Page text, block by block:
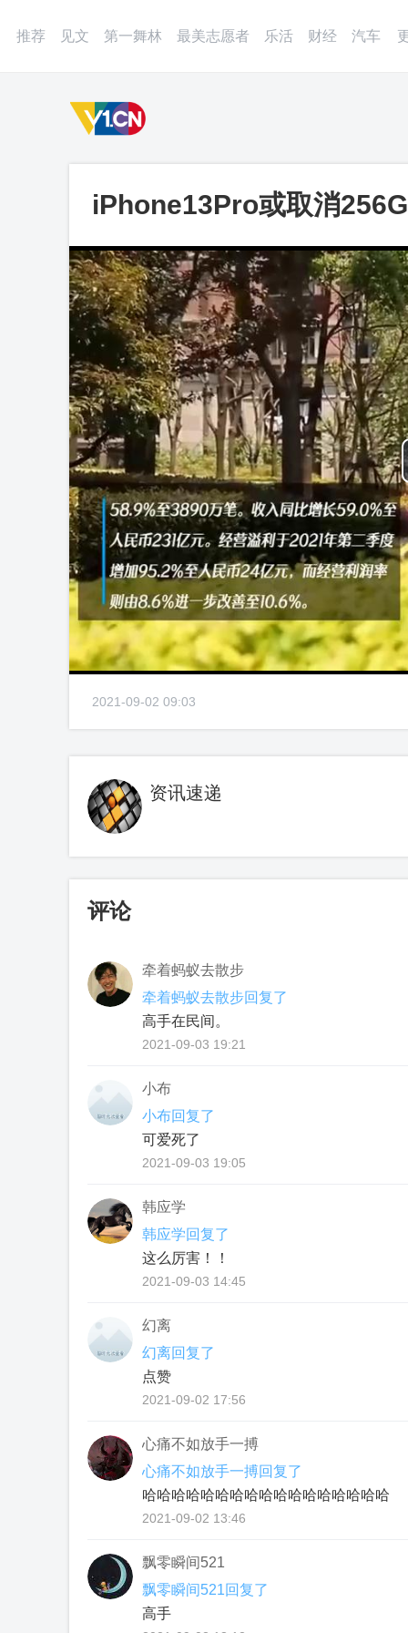
推荐 见文 第一舞林 最美志愿者 乐活 财经 汽车
iPhone13Pro或取消
视频
2021-09-02 09:03
资讯速递
评论
牵着蚂蚁去散步
牵着蚂蚁去散步回复了
高手在民间。
2021-09-03 19:21
小布
小布回复了
可爱死了
2021-09-03 19:05
韩应学
韩应学回复了
这么厉害！！
2021-09-03 14:45
幻离
幻离回复了
点赞
2021-09-02 17:56
心痛不如放手一搏
心痛不如放手一搏回复了
哈哈哈哈哈哈哈哈哈哈哈哈哈哈哈哈哈
2021-09-02 13:46
飘零瞬间521
飘零瞬间521回复了
高手